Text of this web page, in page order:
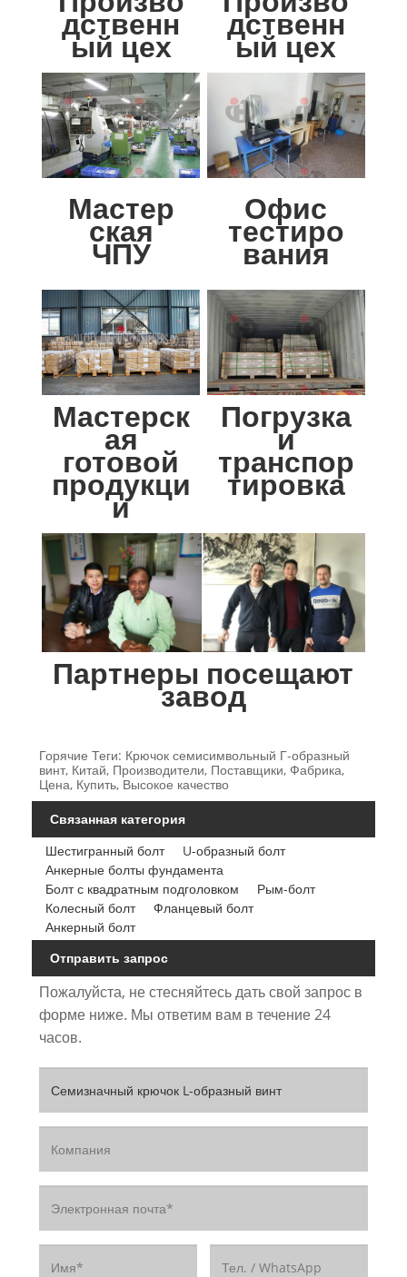
дственн
ый цех
дственн
ый цех
Мастер
ская
ЧПУ
Офис
тестиро
вания
Мастерск
ая
готовой
продукци
и
Погрузка
и
транспор
тировка
Партнеры посещают
завод
Горячие Теги: Крючок семисимвольный Г-образный
винт, Китай, Производители, Поставщики, Фабрика,
Цена, Купить, Высокое качество
Связанная категория
Шестигранный болт
U-образный болт
Анкерные болты фундамента
Болт с квадратным подголовком
Рым-болт
Колесный болт
Фланцевый болт
Анкерный болт
Отправить запрос
Пожалуйста, не стесняйтесь дать свой запрос в
форме ниже. Мы ответим вам в течение 24
часов.